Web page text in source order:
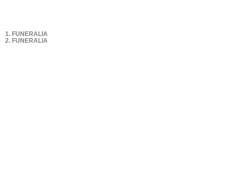
1. FUNERALIA
2. FUNERALIA